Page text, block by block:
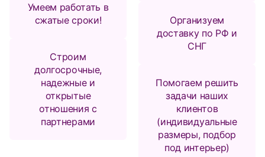
Умеем работать в
сжатые сроки!
Строим
долгосрочные,
надежные и
открытые
отношения с
партнерами
Организуем
доставку по РФ и
СНГ
Помогаем решить
задачи наших
клиентов
(индивидуальные
размеры, подбор
под интерьер)